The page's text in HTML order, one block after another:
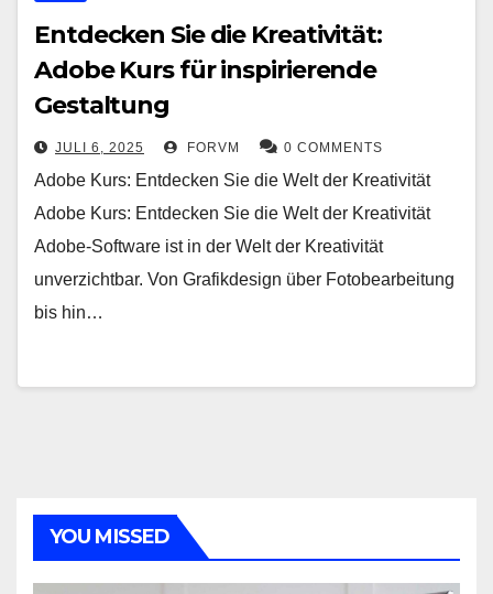
Entdecken Sie die Kreativität:
Adobe Kurs für inspirierende
Gestaltung
JULI 6, 2025 FORVM 0 COMMENTS
Adobe Kurs: Entdecken Sie die Welt der Kreativität
Adobe Kurs: Entdecken Sie die Welt der Kreativität
Adobe-Software ist in der Welt der Kreativität
unverzichtbar. Von Grafikdesign über Fotobearbeitung
bis hin…
YOU MISSED